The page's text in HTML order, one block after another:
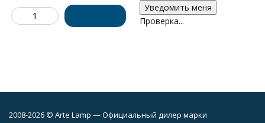
Проверка...
2008-2026 © Arte Lamp — Официальный дилер марки